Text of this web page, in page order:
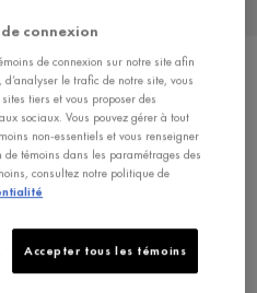
Sort:
connexion
de connexion sur notre site afin
le trafic de notre site, vous
tiers et vous proposer des
sociaux. Vous pouvez gérer à tout
non-essentiels et vous renseigner
témoins dans les paramétrages des
consultez notre politique de
Accepter tous les témoins